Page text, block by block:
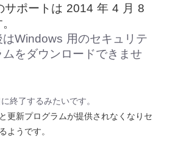
サポートは 2014 年 4 月 8
Windows 用のセキュリテ
ムをダウンロードできませ
終了するみたいです。
更新プログラムが提供されなくなりセ
ようです。